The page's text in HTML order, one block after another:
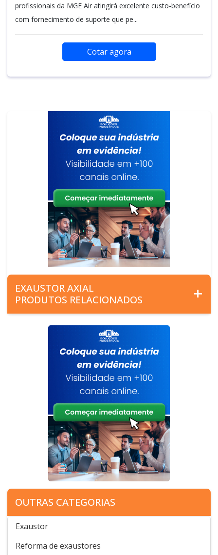
profissionais da MGE Air atingirá excelente custo-benefício
com fornecimento de suporte que pe...
Cotar agora
EXAUSTOR AXIAL
PRODUTOS RELACIONADOS
OUTRAS CATEGORIAS
Exaustor
Reforma de exaustores